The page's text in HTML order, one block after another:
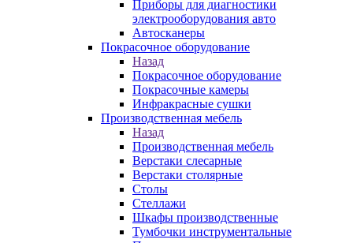
Приборы для диагностики
электрооборудования авто
Автосканеры
Покрасочное оборудование
Назад
Покрасочное оборудование
Покрасочные камеры
Инфракрасные сушки
Производственная мебель
Назад
Производственная мебель
Верстаки слесарные
Верстаки столярные
Столы
Стеллажи
Шкафы производственные
Тумбочки инструментальные